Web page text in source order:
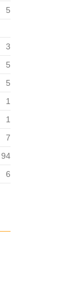
5
3
5
5
1
1
7
94
6